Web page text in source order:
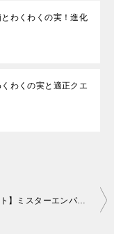
とわくわくの実！進化
くわくの実と適正クエ
【モンスト】ミスターエンパイアの評価とわくわくの実！進化と神化どっち？